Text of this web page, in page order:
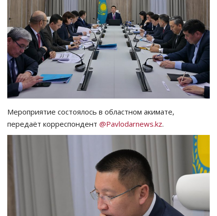
OFFICIAL
Курултай
Язык
Қазақша Русский
Мероприятие состоялось в областном акимате,
передаёт корреспондент @Pavlodarnews.kz.